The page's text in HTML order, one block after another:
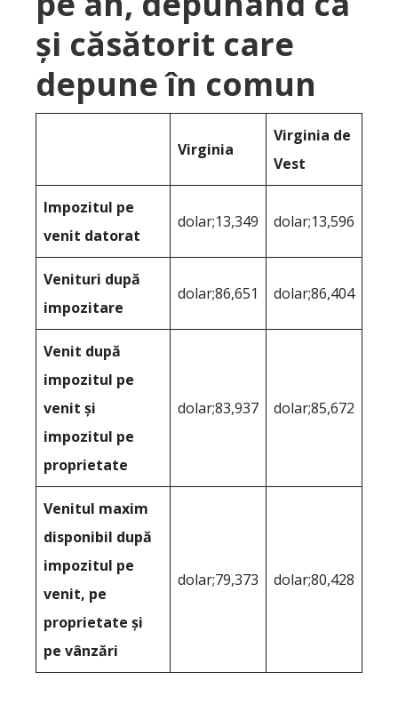
și căsătorit care
depune în comun
Virginia
Virginia de
Vest
Impozitul pe
venit datorat
dolar;13,349 dolar;13,596
Venituri după
impozitare
dolar;86,651 dolar;86,404
Venit după
impozitul pe
venit și
impozitul pe
proprietate
dolar;83,937 dolar;85,672
Venitul maxim
disponibil după
impozitul pe
venit, pe
proprietate și
pe vânzări
dolar;79,373 dolar;80,428